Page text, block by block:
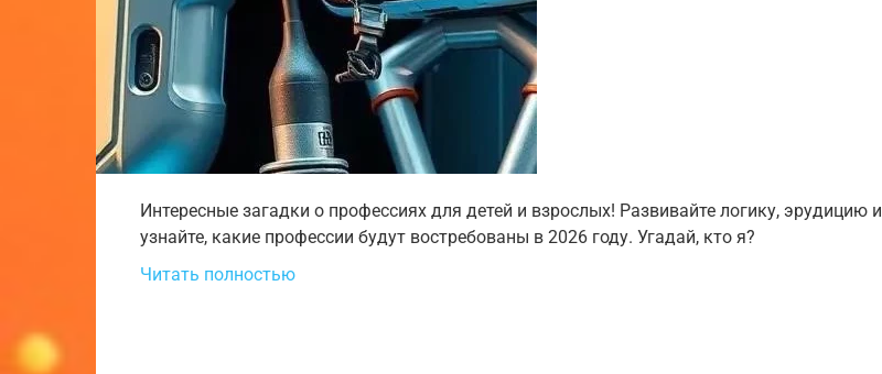
Интересные загадки о профессиях для детей и взрослых! Развивайте логику, эрудицию и
узнайте, какие профессии будут востребованы в 2026 году. Угадай, кто я?
Читать полностью